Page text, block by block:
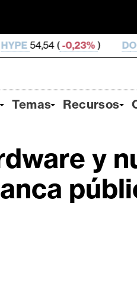
) DOGE0,069 986 (
Temas Recursos
y